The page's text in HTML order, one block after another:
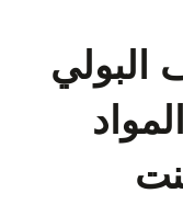
البولي